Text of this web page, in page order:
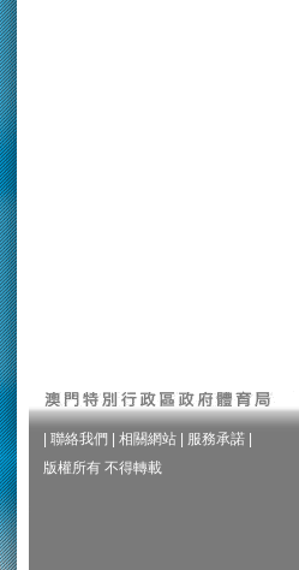
| 聯絡我們 | 相關網站 | 服務承諾 |
版權所有 不得轉載